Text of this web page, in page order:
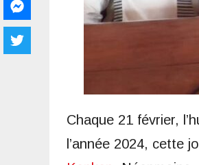
Chaque 21 février,
l’année 2024, cette